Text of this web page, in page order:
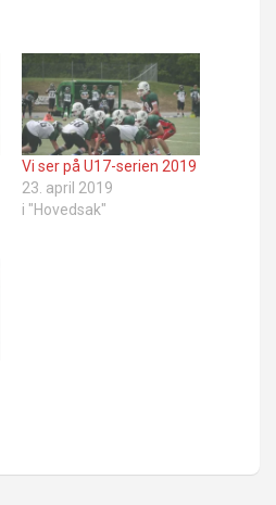
Vi ser på U17-serien 2019
23. april 2019
i "Hovedsak"